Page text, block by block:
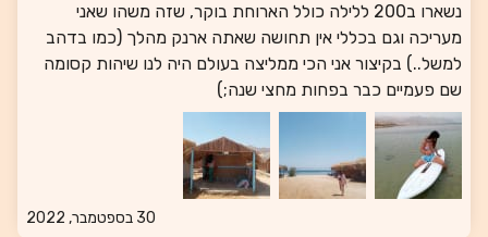
נשארו ב200 ללילה כולל הארוחת בוקר, שזה משהו שאני
מעריכה וגם בכללי אין תחושה שאתה ארנק מהלך (כמו בדהב
למשל..) בקיצור אני הכי ממליצה בעולם היה לנו שיהות קסומה
שם פעמיים כבר בפחות מחצי שנה;)
30 בספטמבר, 2022